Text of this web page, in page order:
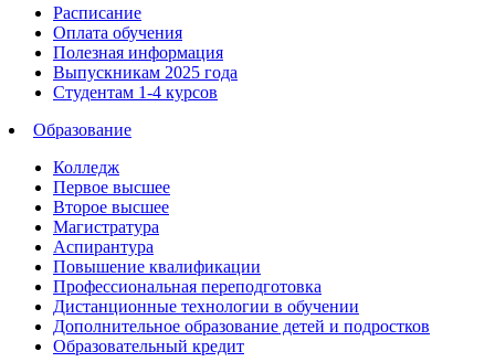
Расписание
Оплата обучения
Полезная информация
Выпускникам 2025 года
Студентам 1-4 курсов
Образование
Колледж
Первое высшее
Второе высшее
Магистратура
Аспирантура
Повышение квалификации
Профессиональная переподготовка
Дистанционные технологии в обучении
Дополнительное образование детей и подростков
Образовательный кредит